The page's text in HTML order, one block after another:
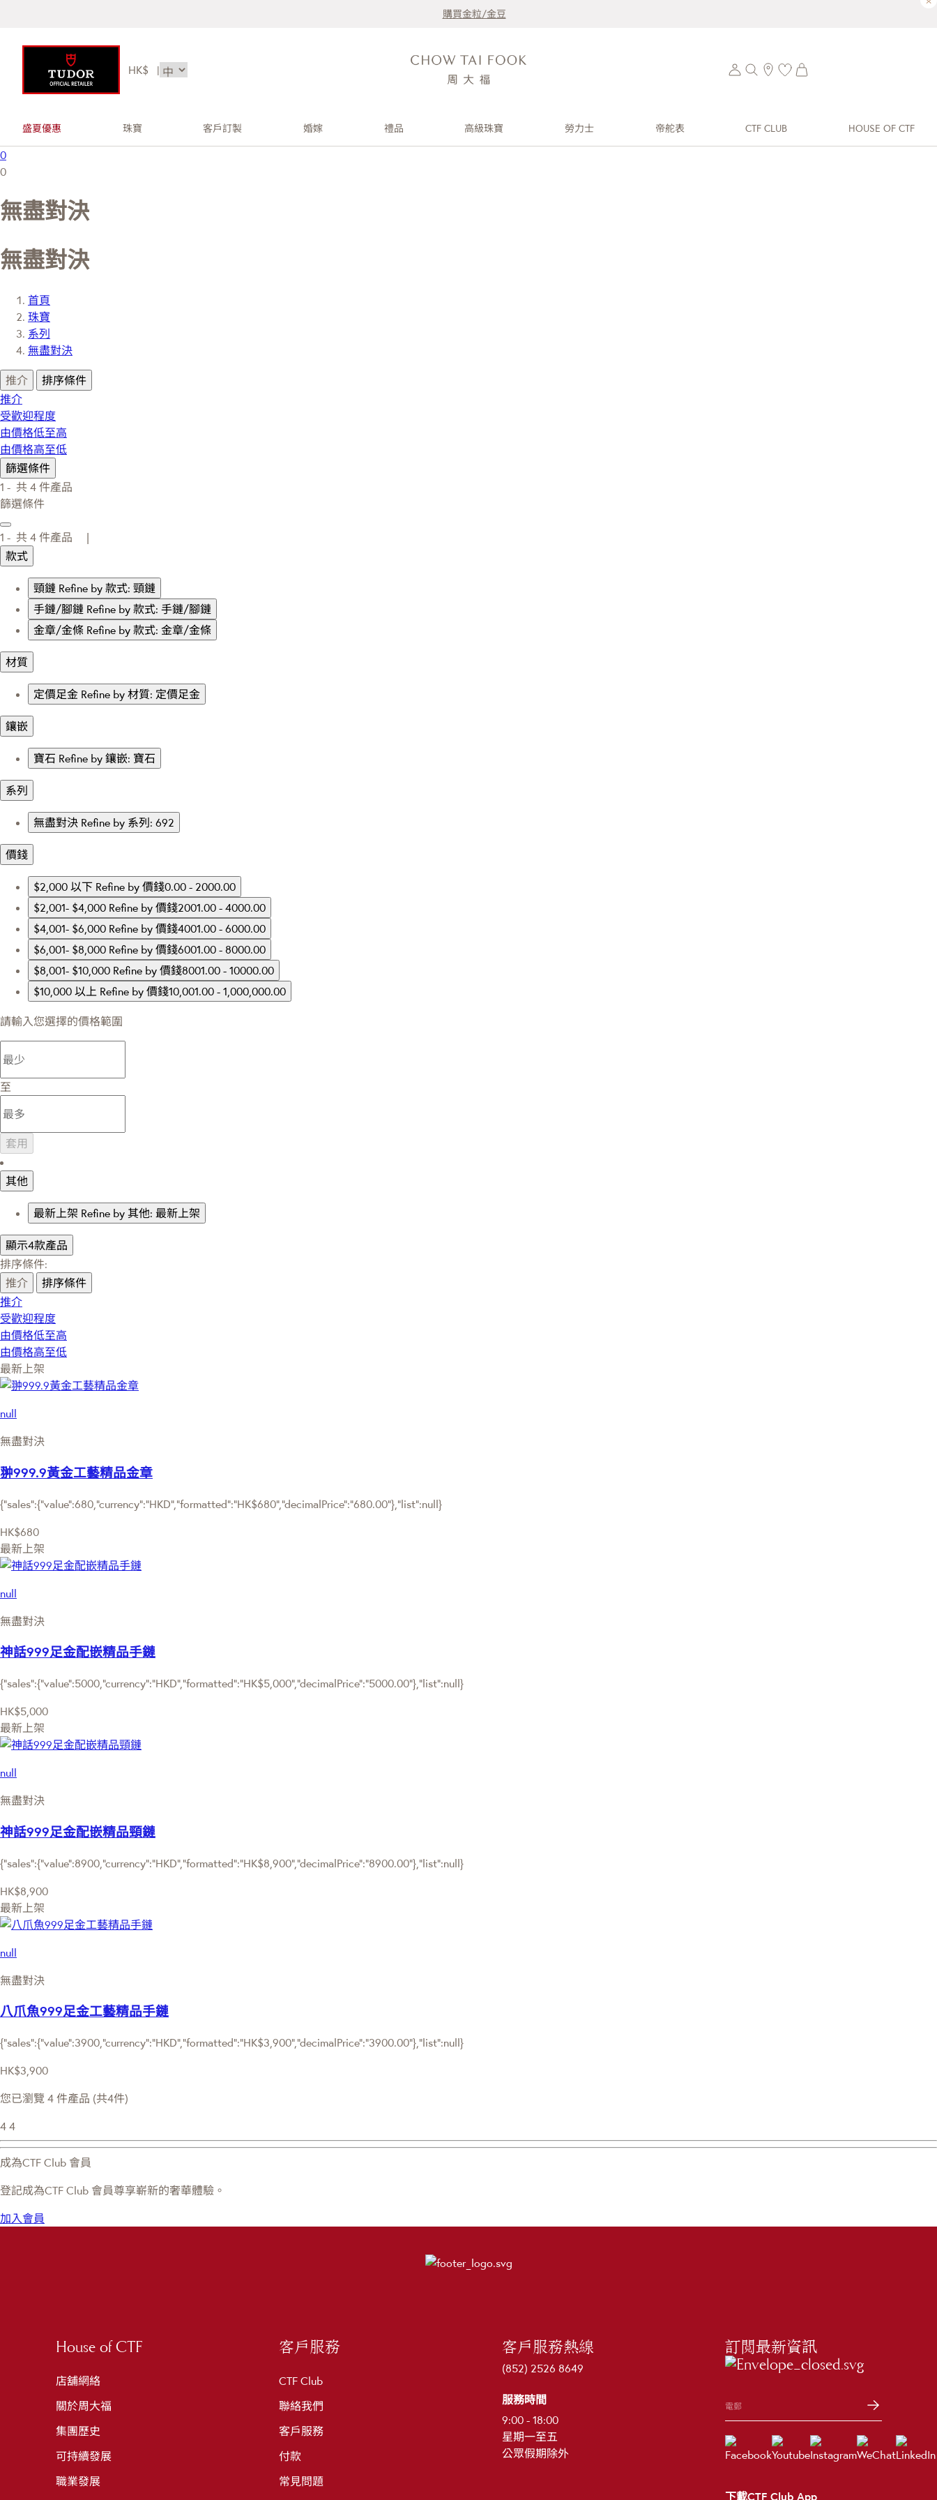
購買金粒/金豆
HK$ |
盛夏優惠 珠寶 客戶訂製 婚嫁 禮品 高級珠寶 勞力士 帝舵表 CTF CLUB HOUSE OF CTF
0
0
無盡對決
無盡對決
首頁
珠寶
系列
無盡對決
推介
排序條件
推介
受歡迎程度
由價格低至高
由價格高至低
篩選條件
1 - 共 4 件產品
篩選條件
1 - 共 4 件產品 |
款式
頸鏈 Refine by 款式: 頸鏈
手鏈/腳鏈 Refine by 款式: 手鏈/腳鏈
金章/金條 Refine by 款式: 金章/金條
材質
定價足金 Refine by 材質: 定價足金
鑲嵌
寶石 Refine by 鑲嵌: 寶石
系列
無盡對決 Refine by 系列: 692
價錢
$2,000 以下 Refine by 價錢0.00 - 2000.00
$2,001- $4,000 Refine by 價錢2001.00 - 4000.00
$4,001- $6,000 Refine by 價錢4001.00 - 6000.00
$6,001- $8,000 Refine by 價錢6001.00 - 8000.00
$8,001- $10,000 Refine by 價錢8001.00 - 10000.00
$10,000 以上 Refine by 價錢10,001.00 - 1,000,000.00
請輸入您選擇的價格範圍
至
套用
其他
最新上架 Refine by 其他: 最新上架
顯示4款產品
排序條件:
推介
排序條件
推介
受歡迎程度
由價格低至高
由價格高至低
最新上架
null
無盡對決
翀999.9黃金工藝精品金章
{"sales":{"value":680,"currency":"HKD","formatted":"HK$680","decimalPrice":"680.00"},"list":null}
HK$680
最新上架
null
無盡對決
神話999足金配嵌精品手鏈
{"sales":{"value":5000,"currency":"HKD","formatted":"HK$5,000","decimalPrice":"5000.00"},"list":null}
HK$5,000
最新上架
null
無盡對決
神話999足金配嵌精品頸鏈
{"sales":{"value":8900,"currency":"HKD","formatted":"HK$8,900","decimalPrice":"8900.00"},"list":null}
HK$8,900
最新上架
null
無盡對決
八爪魚999足金工藝精品手鏈
{"sales":{"value":3900,"currency":"HKD","formatted":"HK$3,900","decimalPrice":"3900.00"},"list":null}
HK$3,900
您已瀏覽 4 件產品 (共4件)
4 4
成為CTF Club 會員
登記成為CTF Club 會員尊享嶄新的奢華體驗。
加入會員
House of CTF
店舖網絡
關於周大福
集團歷史
可持續發展
職業發展
客戶服務
CTF Club
聯絡我們
客戶服務
付款
常見問題
客戶服務熱線
(852) 2526 8649
服務時間
9:00 - 18:00
星期一至五
公眾假期除外
訂閲最新資訊
下載CTF Club App